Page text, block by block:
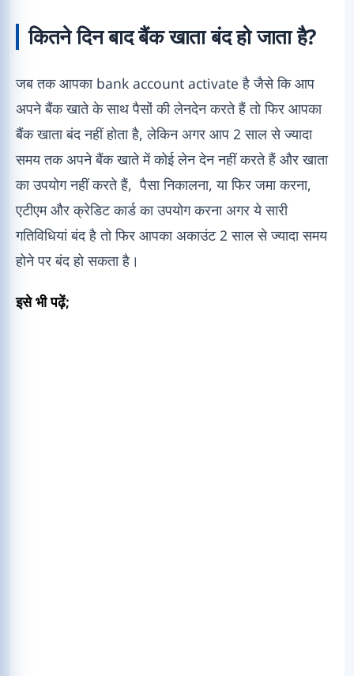
कितने दिन बाद बैंक खाता बंद हो जाता है?
जब तक आपका bank account activate है जैसे कि आप
अपने बैंक खाते के साथ पैसों की लेनदेन करते हैं तो फिर आपका
बैंक खाता बंद नहीं होता है, लेकिन अगर आप 2 साल से ज्यादा
समय तक अपने बैंक खाते में कोई लेन देन नहीं करते हैं और खाता
का उपयोग नहीं करते हैं, पैसा निकालना, या फिर जमा करना,
एटीएम और क्रेडिट कार्ड का उपयोग करना अगर ये सारी
गतिविधियां बंद है तो फिर आपका अकाउंट 2 साल से ज्यादा समय
होने पर बंद हो सकता है।
इसे भी पढ़ें;